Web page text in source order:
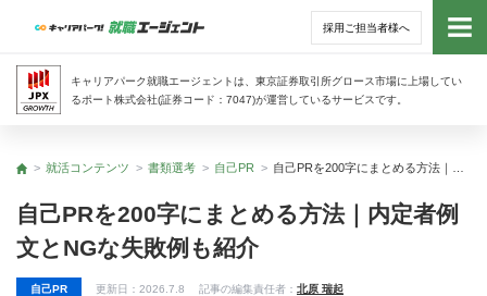
採用ご担当者様へ
キャリアパーク就職エージェントは、東京証券取引所グロース市場に上場してい
るポート株式会社(証券コード：7047)が運営しているサービスです。
トッ
トップ
就活コンテンツ 書類選考 自己PR
自己PRを200字にまとめる方法｜内定者例
文とNGな失敗例も紹介
自己PR 更新日： 2026.7.8 記事の編集責任者： 北原 瑞起